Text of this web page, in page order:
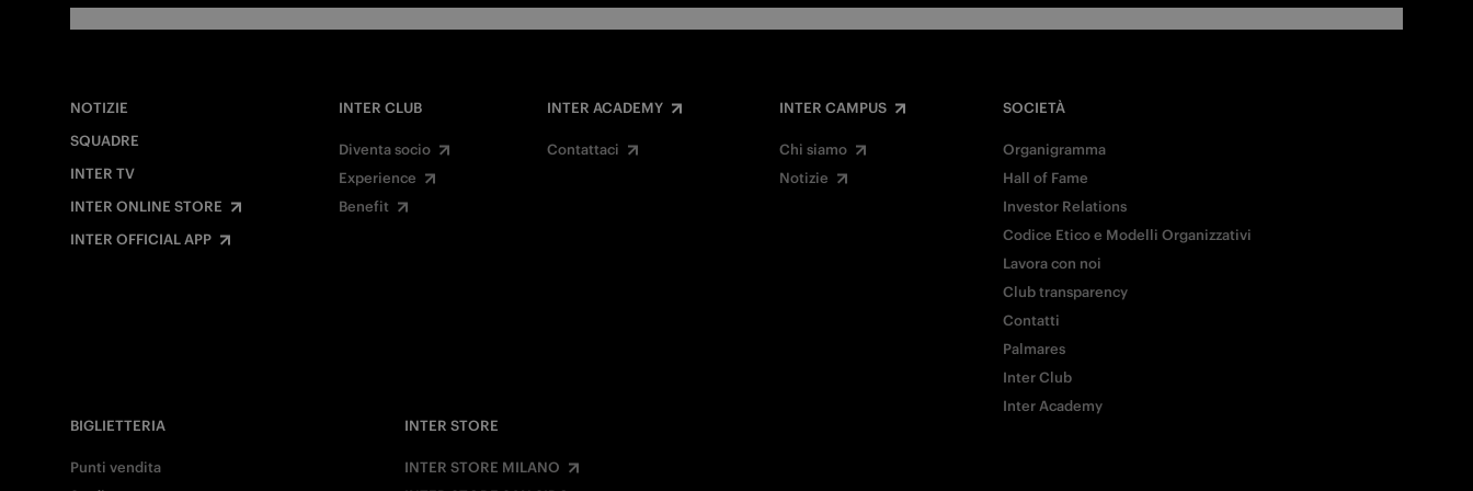
NOTIZIE
SQUADRE
INTER TV
INTER ONLINE STORE
INTER OFFICIAL APP
INTER CLUB
Diventa socio
Experience
Benefit
INTER ACADEMY
Contattaci
INTER CAMPUS
Chi siamo
Notizie
SOCIETÀ
Organigramma
Hall of Fame
Investor Relations
Codice Etico e Modelli Organizzativi
Lavora con noi
Club transparency
Contatti
Palmares
Inter Club
Inter Academy
BIGLIETTERIA
Punti vendita
INTER STORE
INTER STORE MILANO